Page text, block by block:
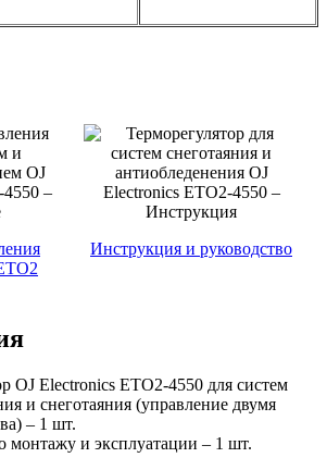
Инструкция и руководство
OJ Electronics ETO2-4550 для систем
и снеготаяния (управление двумя
– 1 шт.
монтажу и эксплуатации – 1 шт.